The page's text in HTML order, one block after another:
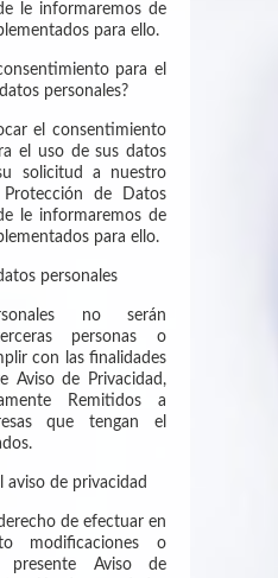
le informaremos de
para ello.
para el
personales?
el consentimiento
el uso de sus datos
solicitud a nuestro
de Datos
le informaremos de
para ello.
personales
no serán
personas o
con las finalidades
Aviso de Privacidad,
Remitidos a
que tengan el
aviso de privacidad
de efectuar en
modificaciones o
presente Aviso de